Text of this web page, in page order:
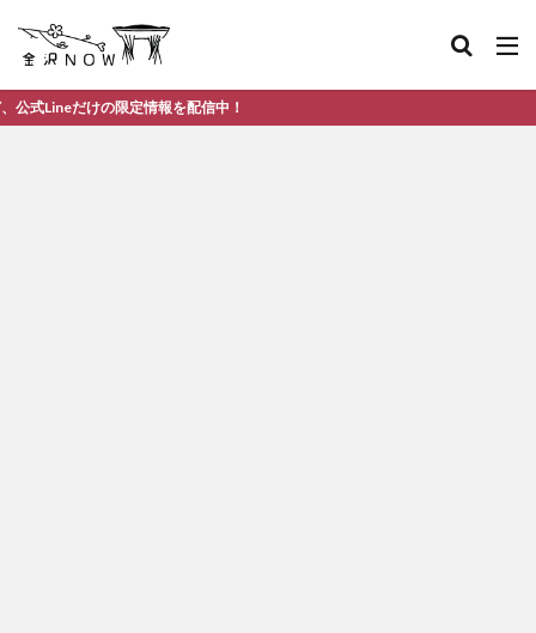
だけの限定情報を配信中！